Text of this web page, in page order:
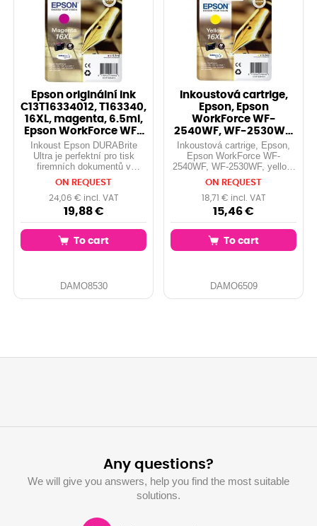
Epson originální ink
C13T16334012, T163340,
16XL, magenta, 6.5ml,
Epson WorkForce WF-
2540W
Inkoust Epson DURABrite
Ultra je perfektní pro tisk
firemních dokumentů v
laserové kvalitě. Systém
pigmentových inkoustů
zajišťuje, že vytištěné
dokumenty jsou odolné vůči
vodě, rozmazání a
zvýrazňova...
ON REQUEST
24,06 € incl. VAT
19,88 €
To cart
DAMO8530
Inkoustová cartrige,
Epson, Epson
WorkForce WF-
2540WF, WF-2530WF,
yellow, T163440, 16XL, 6
Inkoustová cartrige, Epson,
Epson WorkForce WF-
2540WF, WF-2530WF, yellow,
T163440, 16XL, 6,5 ml.
ON REQUEST
18,71 € incl. VAT
15,46 €
To cart
DAMO6509
Any questions?
We will give you answers, help you find the most suitable
solutions.